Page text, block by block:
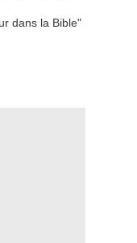
dans la Bible"